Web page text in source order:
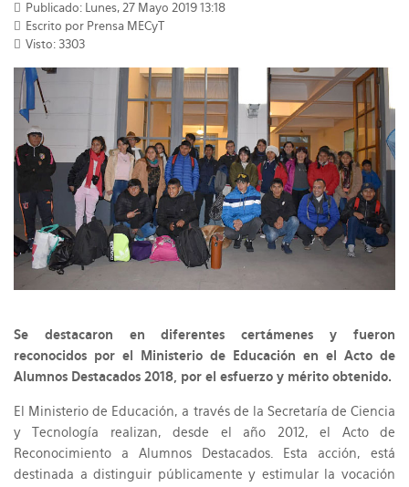
Publicado: Lunes, 27 Mayo 2019 13:18
Escrito por Prensa MECyT
Visto: 3303
Se destacaron en diferentes certámenes y fueron
reconocidos por el Ministerio de Educación en el Acto de
Alumnos Destacados 2018, por el esfuerzo y mérito obtenido.
El Ministerio de Educación, a través de la Secretaría de Ciencia
y Tecnología realizan, desde el año 2012, el Acto de
Reconocimiento a Alumnos Destacados. Esta acción, está
destinada a distinguir públicamente y estimular la vocación